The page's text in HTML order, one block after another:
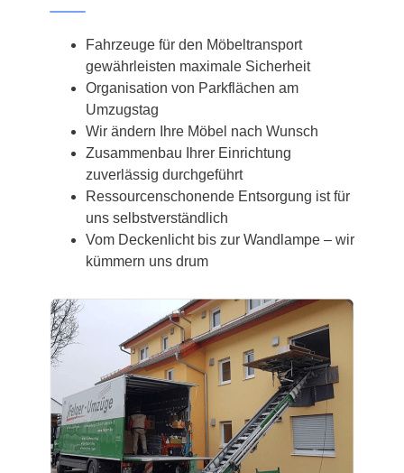
Fahrzeuge für den Möbeltransport
gewährleisten maximale Sicherheit
Organisation von Parkflächen am
Umzugstag
Wir ändern Ihre Möbel nach Wunsch
Zusammenbau Ihrer Einrichtung
zuverlässig durchgeführt
Ressourcenschonende Entsorgung ist für
uns selbstverständlich
Vom Deckenlicht bis zur Wandlampe – wir
kümmern uns drum